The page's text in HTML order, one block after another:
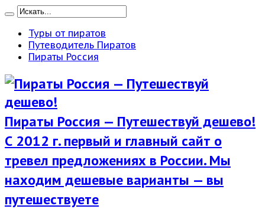
Туры от пиратов
Путеводитель Пиратов
Пираты Россия
Пираты Россия — Путешествуй дешево!
С 2012 г. первый и главный сайт о
тревел предложениях в России. Мы
находим дешевые варианты — вы
путешествуете